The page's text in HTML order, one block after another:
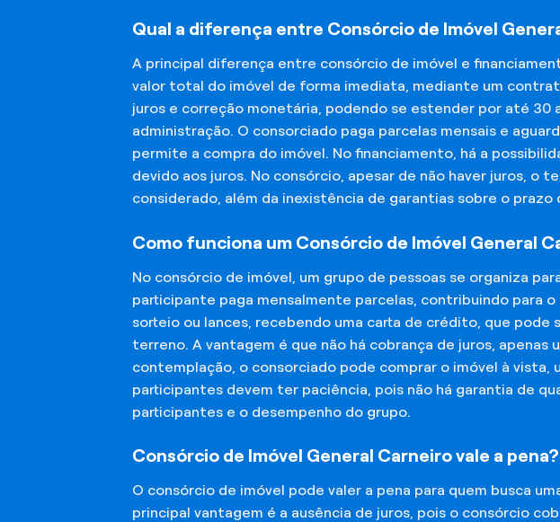
Qual a diferença entre Consórcio de Imóvel
A principal diferença entre consórcio de imóvel e
valor total do imóvel de forma imediata, mediante um
juros e correção monetária, podendo se estender por até 30
administração. O consorciado paga parcelas mensais e
permite a compra do imóvel. No financiamento, há a
devido aos juros. No consórcio, apesar de não haver juros,
considerado, além da inexistência de garantias sobre o prazo
Como funciona um Consórcio de Imóvel General
No consórcio de imóvel, um grupo de pessoas se organiza
participante paga mensalmente parcelas, contribuindo para
sorteio ou lances, recebendo uma carta de crédito, que pode
terreno. A vantagem é que não há cobrança de juros,
contemplação, o consorciado pode comprar o imóvel à
participantes devem ter paciência, pois não há garantia de
participantes e o desempenho do grupo.
Consórcio de Imóvel General Carneiro vale a pena?
O consórcio de imóvel pode valer a pena para quem busca
principal vantagem é a ausência de juros, pois o consórcio